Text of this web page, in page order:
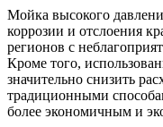
Мойка высокого
коррозии и отслоения
регионов с
Кроме того,
значительно снизить
традиционными
более экономичным и